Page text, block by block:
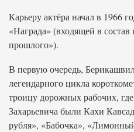
Карьеру актёра начал в 1966
«Награда» (входящей в
прошлого»).
В первую очередь,
легендарного цикла
троицу дорожных рабочих,
Захарьевича были Кахи
рубля», «Бабочка»,